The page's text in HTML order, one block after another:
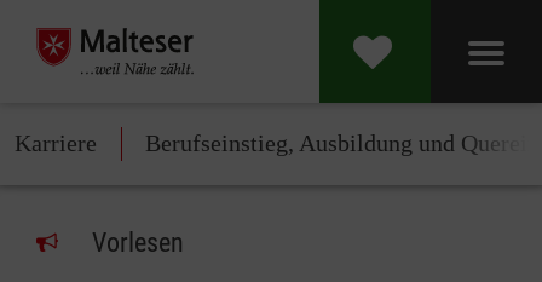
Karriere Berufseinstieg, Ausbildung und
Vorlesen